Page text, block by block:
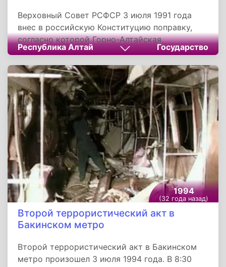
Верховный Совет РСФСР 3 июля 1991 года
внес в российскую Конституцию поправку,
согласно которой Горно-Алтайская
автономная область была преобразована в
Горно-Алтайскую Советскую
Социалистическую Республику. Также, новый
регион был включен в состав РСФСР. Данная
поправка была внесена на рассмотрение
Съезда народных депутатов.
Республика Алтай Государство
1994
(32 года назад)
Второй террористический акт в
Бакинском метро
Второй террористический акт в Бакинском
метро произошел 3 июля 1994 года. В 8:30